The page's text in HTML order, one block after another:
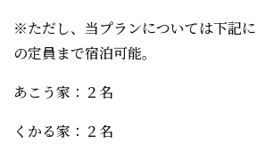
※ただし、当プランについては下記
の定員まで宿泊可能。
あこう家：２名
くかる家：２名